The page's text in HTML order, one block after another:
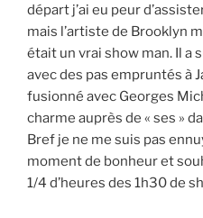
départ j’ai eu peur
mais l’artiste de Brooklyn
était un vrai show man. Il a
avec des pas empruntés à
fusionné avec Georges
charme auprès de « ses »
Bref je ne me suis pas
moment de bonheur et
1/4 d’heures des 1h30 de